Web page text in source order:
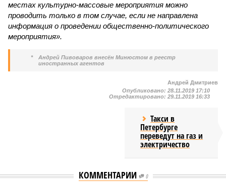
местах культурно-массовые мероприятия можно
проводить только в том случае, если не направлена
информация о проведении общественно-политического
мероприятия».
*
Андрей Пивоваров внесён Минюстом в реестр
иностранных агентов
Андрей Дмитриев
Опубликовано: 28.11.2019 17:10
Отредактировано: 29.11.2019 16:33
Такси в
Петербурге
переведут на газ и
электричество
КОММЕНТАРИИ 0